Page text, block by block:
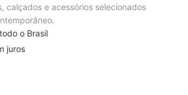
calçados e acessórios selecionados
o Brasil
juros